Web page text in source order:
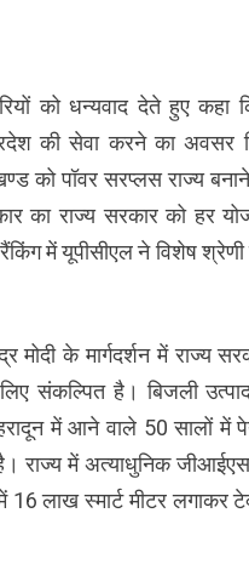
को धन्यवाद देते हुए
की सेवा करने का अवसर
को पॉवर सरप्लस राज्य
का राज्य सरकार को हर
रैंकिंग में यूपीसीएल ने विशेष
मोदी के मार्गदर्शन में राज्य
संकल्पित है। बिजली
देहरादून में आने वाले 50
है। राज्य में अत्याधुनिक
16 लाख स्मार्ट मीटर लगाकर